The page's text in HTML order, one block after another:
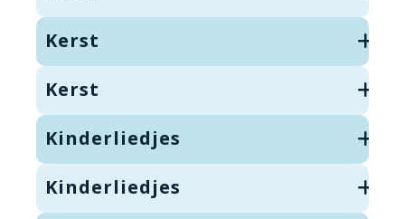
Kerst
Kerst
Kinderliedjes
Kinderliedjes